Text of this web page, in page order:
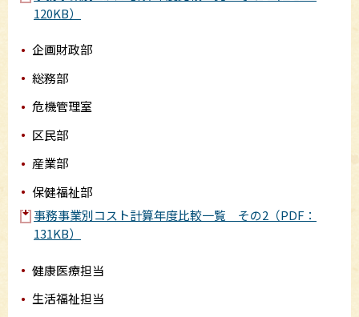
120KB）
企画財政部
総務部
危機管理室
区民部
産業部
保健福祉部
事務事業別コスト計算年度比較一覧 その2（PDF：
131KB）
健康医療担当
生活福祉担当